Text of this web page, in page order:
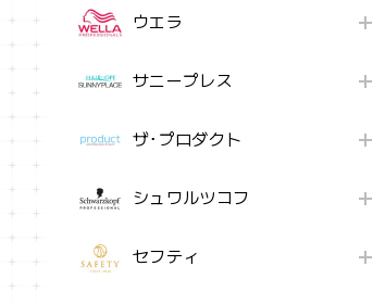
ウエラ
サニープレス
ザ･プロダクト
シュワルツコフ
セフティ